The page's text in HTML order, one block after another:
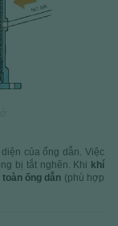
của ống dẫn. Việc
bị tắt nghẽn. Khi khí
ống dẫn (phù hợp